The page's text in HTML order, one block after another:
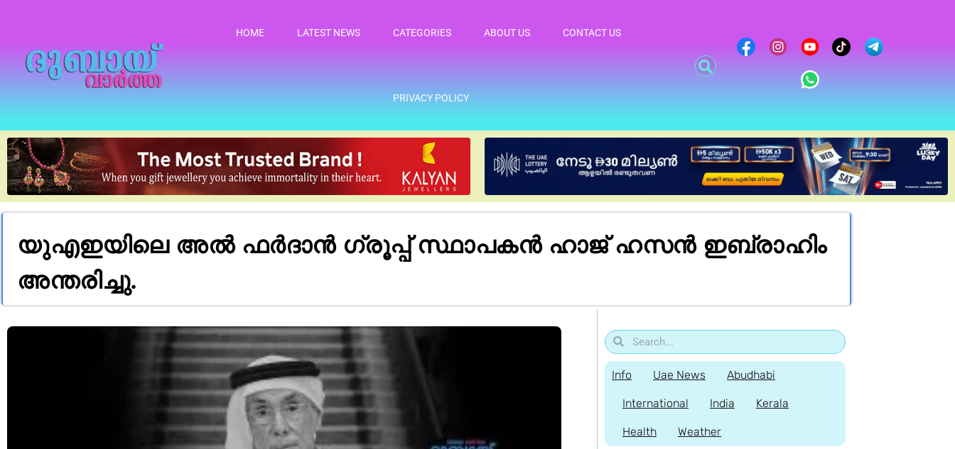
HOME LATEST NEWS CATEGORIES ABOUT US CONTACT US
PRIVACY POLICY
യുഎഇയിലെ അൽ ഫർദാൻ ഗ്രൂപ്പ് സ്ഥാപകൻ ഹാജ് ഹസൻ ഇബ്രാഹിം
അന്തരിച്ചു.
Info Uae News Abudhabi
International India Kerala
Health Weather